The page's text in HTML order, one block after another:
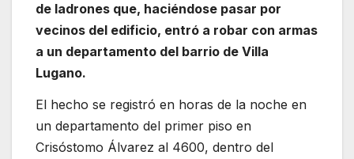
de ladrones que, haciéndose pasar por
vecinos del edificio, entró a robar con armas
a un departamento del barrio de Villa
Lugano.
El hecho se registró en horas de la noche en
un departamento del primer piso en
Crisóstomo Álvarez al 4600, dentro del